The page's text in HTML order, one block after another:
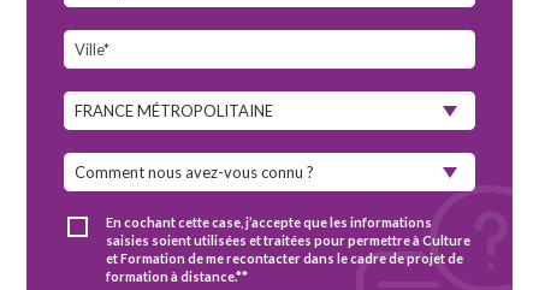
En cochant cette case, j’accepte que les informations
saisies soient utilisées et traitées pour permettre à Culture
et Formation de me recontacter dans le cadre de projet de
formation à distance.**